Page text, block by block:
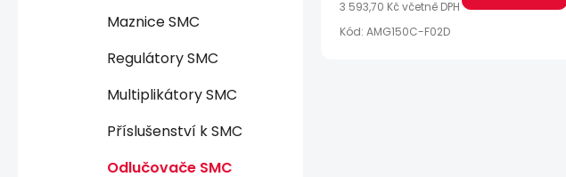
Maznice SMC
Regulátory SMC
Multiplikátory SMC
Příslušenství k SMC
Odlučovače SMC
3 593,70 Kč včetně DPH
Kód: AMG150C-F02D